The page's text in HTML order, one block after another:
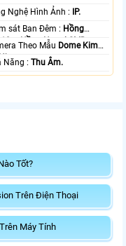
⚛️ Công Nghệ Hình Ảnh : IP.
🔴 Giám sát Ban Đêm : Hồng
Hồng Ngoại SMD.
Theo Mẫu Dome Kim
️🔔 Khả Năng :Thu Âm.
Tốt?
Trên Điện Thoại
Máy Tính